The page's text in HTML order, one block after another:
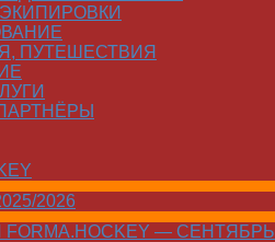
ПУТЕШЕСТВИЯ
2026
— СЕНТЯБРЬ